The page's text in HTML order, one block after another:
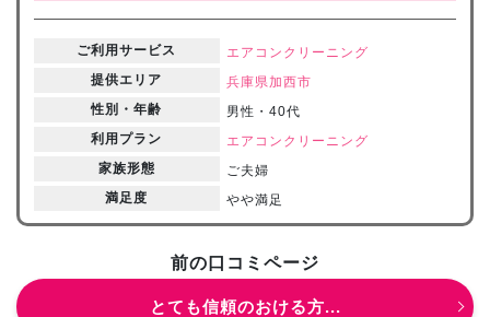
ご利用サービス
エアコンクリーニング
提供エリア
兵庫県加西市
性別・年齢
男性・40代
利用プラン
エアコンクリーニング
家族形態
ご夫婦
満足度
やや満足
前の口コミページ
とても信頼のおける方...